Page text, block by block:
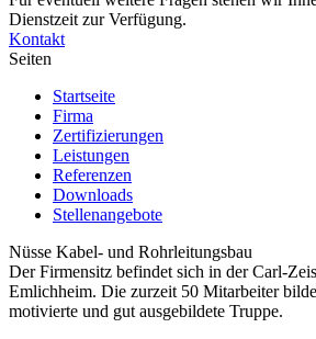
Dienstzeit zur Verfügung.
Kontakt
Seiten
Startseite
Firma
Zertifizierungen
Leistungen
Referenzen
Downloads
Stellenangebote
Nüsse Kabel- und Rohrleitungsbau
Der Firmensitz befindet sich in der Carl-
Emlichheim. Die zurzeit 50 Mitarbeiter
motivierte und gut ausgebildete Truppe.